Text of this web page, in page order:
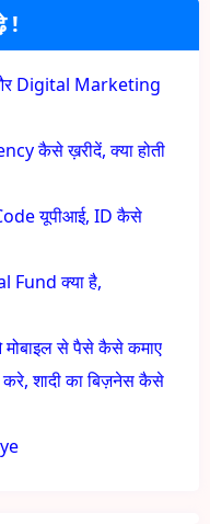
!
Digital Marketing
कैसे ख़रीदें, क्या होती
यूपीआई, ID कैसे
Fund क्या है,
से पैसे कैसे कमाए
शादी का बिज़नेस कैसे